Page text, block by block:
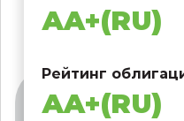
АA+(RU)
Рейтинг
АA+(RU)